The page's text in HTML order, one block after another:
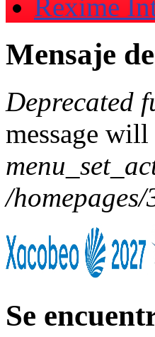
Rexime
Mensaje
Deprecated
message
/
Se